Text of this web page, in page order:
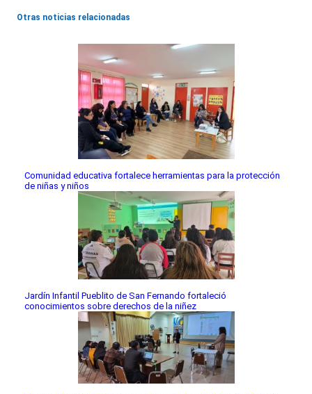
Otras noticias relacionadas
Comunidad educativa fortalece herramientas para la protección
de niñas y niños
Jardín Infantil Pueblito de San Fernando fortaleció
conocimientos sobre derechos de la niñez